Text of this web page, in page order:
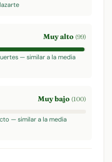
Muy alto (99)
— similar a la media
Muy bajo (100)
— similar a la media